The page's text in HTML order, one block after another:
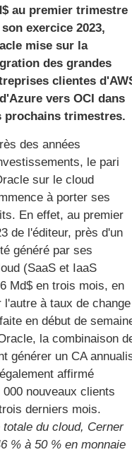
gratuite
au premier trimestre
exercice 2023,
mise sur la
des grandes
clientes
vers OCI dans
prochains trimestres.
des années
le pari
sur le cloud
à porter ses
En effet, au premier
de l'éditeur, près d'un
généré par ses
(SaaS et IaaS
Md$ en trois mois, en
l'autre à taux de change
en début de
la combinaison
générer un CA
affirmé
nouveaux clients
derniers mois.
du cloud, Cerner
% à 50 % en monnaie